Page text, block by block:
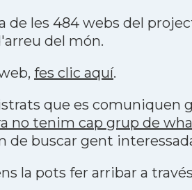
de les 484 webs del
del món.
fes clic aquí.
que es comuniquen
no tenim cap grup de
de buscar gent
la pots fer arribar a